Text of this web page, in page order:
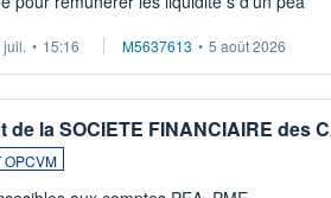
juil. • 15:16 M5637613 • 5 août 2026
de la SOCIETE FINANCIAIRE des
OPCVM